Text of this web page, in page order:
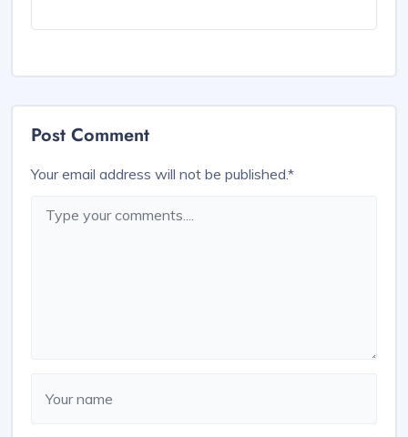
Post Comment
Your email address will not be published.*